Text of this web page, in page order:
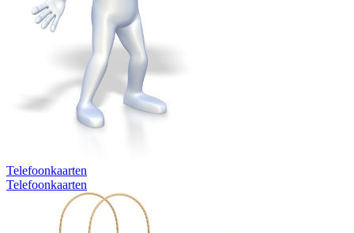
Telefoonkaarten
Telefoonkaarten